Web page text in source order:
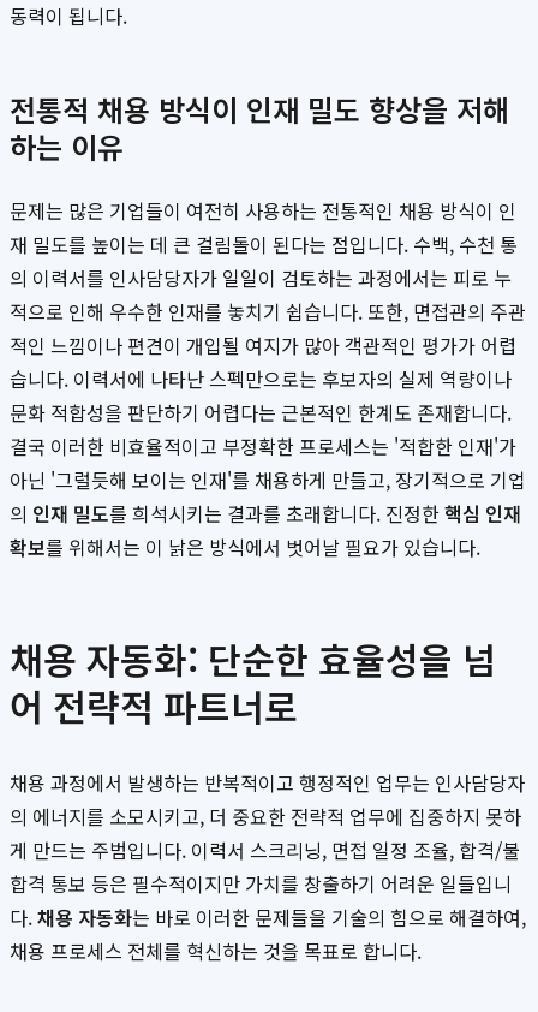
동력이 됩니다.
전통적 채용 방식이 인재 밀도 향상을 저해
하는 이유
문제는 많은 기업들이 여전히 사용하는 전통적인 채용 방식이 인
재 밀도를 높이는 데 큰 걸림돌이 된다는 점입니다. 수백, 수천 통
의 이력서를 인사담당자가 일일이 검토하는 과정에서는 피로 누
적으로 인해 우수한 인재를 놓치기 쉽습니다. 또한, 면접관의 주관
적인 느낌이나 편견이 개입될 여지가 많아 객관적인 평가가 어렵
습니다. 이력서에 나타난 스펙만으로는 후보자의 실제 역량이나
문화 적합성을 판단하기 어렵다는 근본적인 한계도 존재합니다.
결국 이러한 비효율적이고 부정확한 프로세스는 '적합한 인재'가
아닌 '그럴듯해 보이는 인재'를 채용하게 만들고, 장기적으로 기업
의 인재 밀도를 희석시키는 결과를 초래합니다. 진정한핵심 인재
확보를 위해서는 이 낡은 방식에서 벗어날 필요가 있습니다.
채용 자동화: 단순한 효율성을 넘
어 전략적 파트너로
채용 과정에서 발생하는 반복적이고 행정적인 업무는 인사담당자
의 에너지를 소모시키고, 더 중요한 전략적 업무에 집중하지 못하
게 만드는 주범입니다. 이력서 스크리닝, 면접 일정 조율, 합격/불
합격 통보 등은 필수적이지만 가치를 창출하기 어려운 일들입니
다.채용 자동화는 바로 이러한 문제들을 기술의 힘으로 해결하여,
채용 프로세스 전체를 혁신하는 것을 목표로 합니다.